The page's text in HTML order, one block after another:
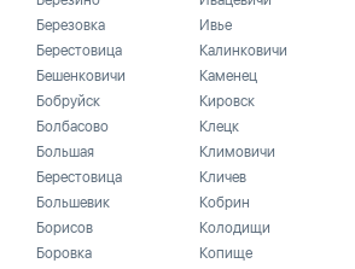
Березовка
Берестовица
Бешенковичи
Бобруйск
Болбасово
Большая
Берестовица
Большевик
Борисов
Боровка
Ивье
Калинковичи
Каменец
Кировск
Клецк
Климовичи
Кличев
Кобрин
Колодищи
Копище